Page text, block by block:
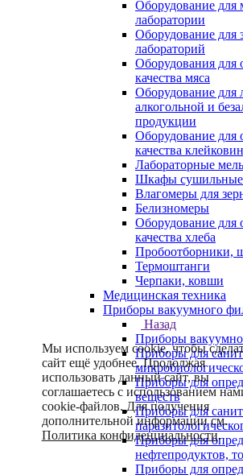
Оборудование для
лаборатории
Оборудование для
лабораторий
Оборудования для
качества мяса
Оборудование для
алкогольной и
продукции
Оборудование для
качества
Лабораторные
Шкафы сушильные
Влагомеры для
Белизномеры
Оборудование для
качества хлеба
Пробоотборники,
Термоштанги
Черпаки, ковши
Медицинская техника
Приборы вакуумного
Назад
Приборы
Приборы для
Приборы для
веществ
Приборы для
Приборы для
нефтепродуктов,
Приборы для
Мы используем cookie, чтобы
сайт ещё удобнее. Продолжая
использовать данный сайт, вы
соглашаетесь с использованием
cookie-файлов. Для получения
дополнительной информации см.
Политика конфиденциальности.